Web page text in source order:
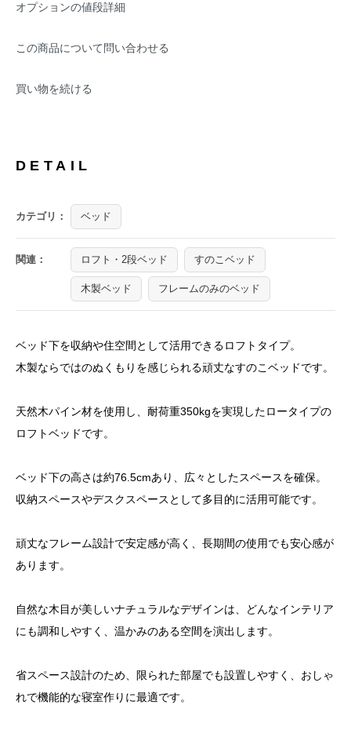
オプションの値段詳細
この商品について問い合わせる
買い物を続ける
DETAIL
カテゴリ： ベッド
関連： ロフト・2段ベッド すのこベッド
木製ベッド フレームのみのベッド
ベッド下を収納や住空間として活用できるロフトタイプ。
木製ならではのぬくもりを感じられる頑丈なすのこベッドです。
天然木パイン材を使用し、耐荷重350kgを実現したロータイプの
ロフトベッドです。
ベッド下の高さは約76.5cmあり、広々としたスペースを確保。
収納スペースやデスクスペースとして多目的に活用可能です。
頑丈なフレーム設計で安定感が高く、長期間の使用でも安心感が
あります。
自然な木目が美しいナチュラルなデザインは、どんなインテリア
にも調和しやすく、温かみのある空間を演出します。
省スペース設計のため、限られた部屋でも設置しやすく、おしゃ
れで機能的な寝室作りに最適です。